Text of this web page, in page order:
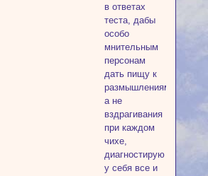
в ответах
теста, дабы
особо
мнительным
персонам
дать пищу к
размышлениям,
а не
вздрагивания
при каждом
чихе,
диагностирую
у себя все и